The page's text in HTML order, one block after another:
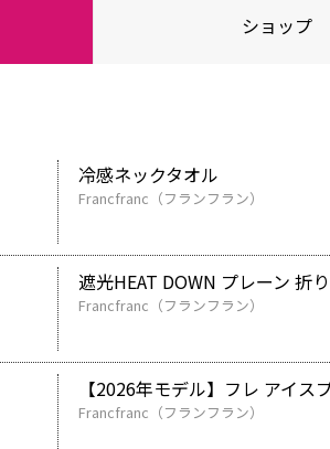
ショップ
冷感ネックタオル
Francfranc（フランフラン）
遮光HEAT DOWN プレーン 折
Francfranc（フランフラン）
【2026年モデル】フレ アイス
Francfranc（フランフラン）